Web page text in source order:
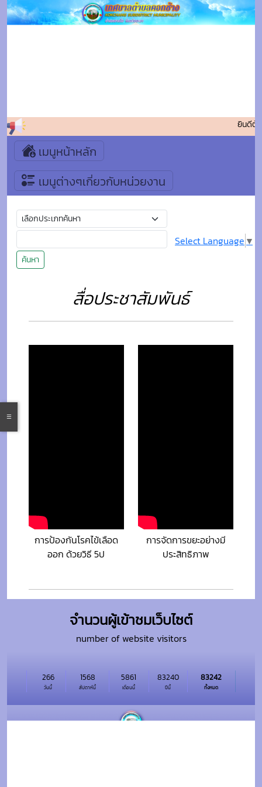
ยินดีต้อ
เมนูหน้าหลัก
เมนูต่างๆเกี่ยวกับหน่วยงาน
ค้นหา
Select Language ▼
สื่อประชาสัมพันธ์
การป้องกันโรคไข้เลือด
ออก ด้วยวิธี 5ป
การจัดการขยะอย่างมี
ประสิทธิภาพ
จำนวนผู้เข้าชมเว็บไซต์
number of website visitors
วันนี้
266
สัปดาห์นี้
1568
เดือนนี้
5861
ปีนี้
83240
ทั้งหมด
83242